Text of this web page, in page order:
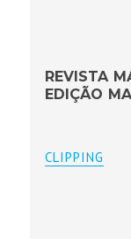
REVISTA
EDIÇÃO
CLIPPING